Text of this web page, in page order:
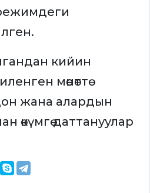
кийин
мөөнөттө
жана алардын
өкүмгө даттануулар